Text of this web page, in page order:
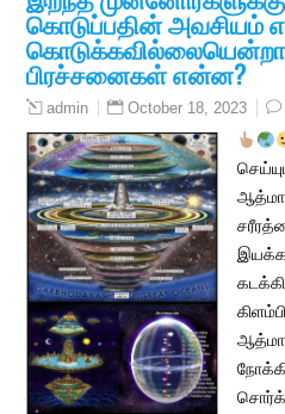
கொடுப்பதின் அவசியம்
கொடுக்கவில்லையென்றால்
பிரச்சனைகள் என்ன?
admin October 18, 2023
ஆத்மா